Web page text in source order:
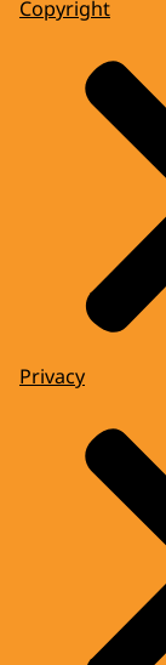
Copyright
Privacy